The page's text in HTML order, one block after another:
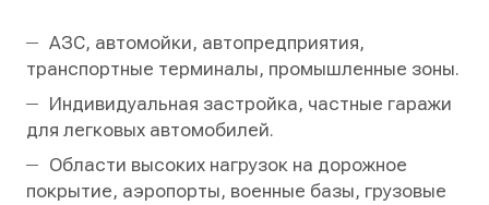
АЗС, автомойки, автопредприятия,
транспортные терминалы, промышленные зоны.
Индивидуальная застройка, частные гаражи
для легковых автомобилей.
Области высоких нагрузок на дорожное
покрытие, аэропорты, военные базы, грузовые